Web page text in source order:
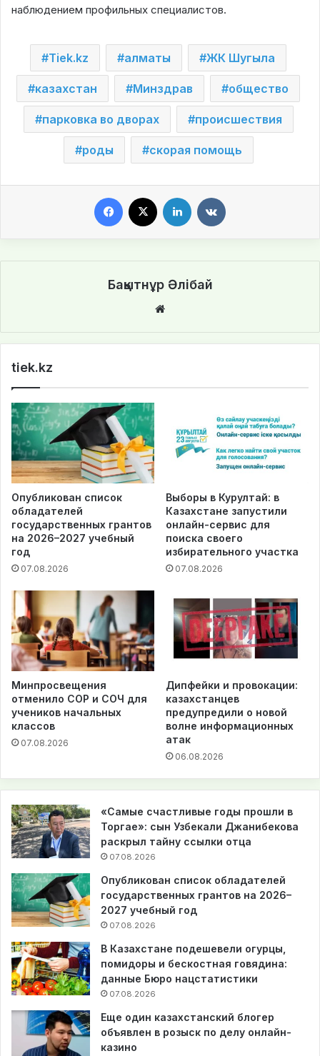
наблюдением профильных специалистов.
Tiek.kz алматы ЖК Шугыла
казахстан Минздрав общество
парковка во дворах происшествия
роды скорая помощь
Бақытнұр Әлібай
te
tiek.kz
Опубликован список
обладателей
государственных грантов
на 2026–2027 учебный
год
07.08.2026
Выборы в Курултай: в
Казахстане запустили
онлайн-сервис для
поиска своего
избирательного участка
07.08.2026
Минпросвещения
отменило СОР и СОЧ для
учеников начальных
классов
07.08.2026
Дипфейки и провокации:
казахстанцев
предупредили о новой
волне информационных
атак
06.08.2026
«Самые счастливые годы прошли в
Торгае»: сын Узбекали Джанибекова
раскрыл тайну ссылки отца
07.08.2026
Опубликован список обладателей
государственных грантов на 2026–
2027 учебный год
07.08.2026
В Казахстане подешевели огурцы,
помидоры и бескостная говядина:
данные Бюро нацстатистики
07.08.2026
Еще один казахстанский блогер
объявлен в розыск по делу онлайн-
казино